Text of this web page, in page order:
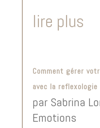
lire plus
Comment gérer
avec la
par Sabrina
Emotions